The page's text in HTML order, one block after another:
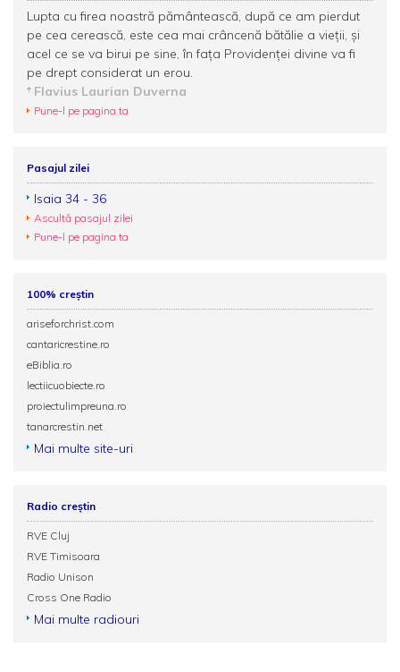
Lupta cu firea noastră pământească, după ce am pierdut
pe cea cerească, este cea mai crâncenă bătălie a vieţii, şi
acel ce se va birui pe sine, în faţa Providenţei divine va fi
pe drept considerat un erou.
Flavius Laurian Duverna
Pune-l pe pagina ta
Pasajul zilei
Isaia 34 - 36
Ascultă pasajul zilei
Pune-l pe pagina ta
100% creștin
ariseforchrist.com
cantaricrestine.ro
eBiblia.ro
lectiicuobiecte.ro
proiectulimpreuna.ro
tanarcrestin.net
Mai multe site-uri
Radio creștin
RVE Cluj
RVE Timisoara
Radio Unison
Cross One Radio
Mai multe radiouri